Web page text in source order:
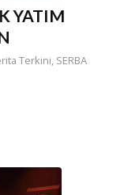
YATIM
Terkini, SERBA